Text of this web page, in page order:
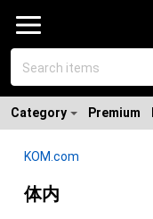
Category Premium
KOM.com
体内